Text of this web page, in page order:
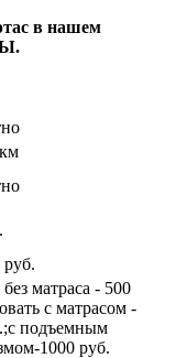
в нашем
руб.
без матраса - 500
с матрасом -
подъемным
1000 руб.